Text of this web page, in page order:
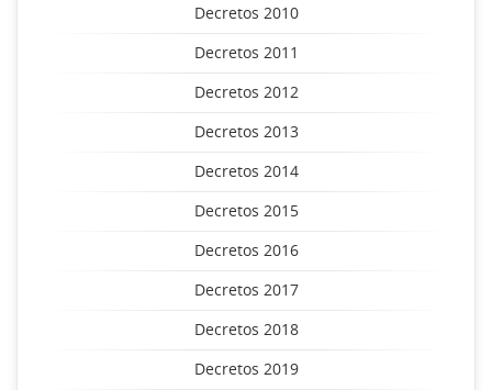
Decretos 2010
Decretos 2011
Decretos 2012
Decretos 2013
Decretos 2014
Decretos 2015
Decretos 2016
Decretos 2017
Decretos 2018
Decretos 2019